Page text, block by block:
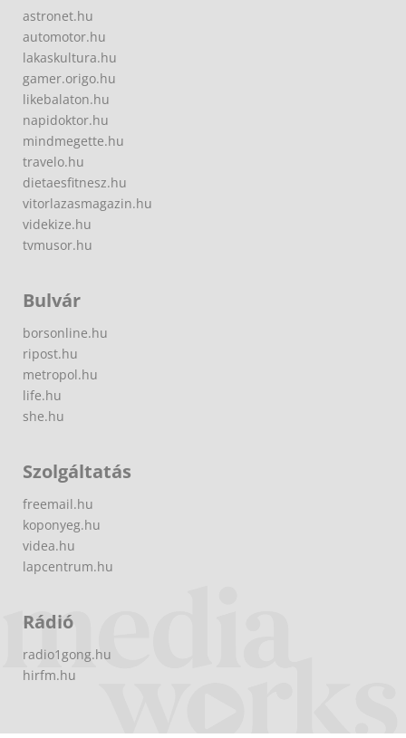
astronet.hu
automotor.hu
lakaskultura.hu
gamer.origo.hu
likebalaton.hu
napidoktor.hu
mindmegette.hu
travelo.hu
dietaesfitnesz.hu
vitorlazasmagazin.hu
videkize.hu
tvmusor.hu
Bulvár
borsonline.hu
ripost.hu
metropol.hu
life.hu
she.hu
Szolgáltatás
freemail.hu
koponyeg.hu
videa.hu
lapcentrum.hu
Rádió
radio1gong.hu
hirfm.hu